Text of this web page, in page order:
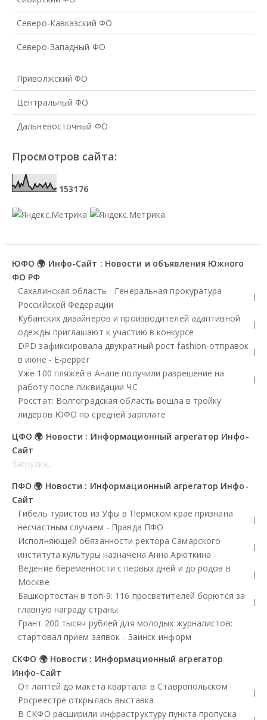
Северо-Кавказский ФО
Северо-Западный ФО
Приволжский ФО
Центральный ФО
Дальневосточный ФО
Просмотров сайта:
1531 76
ЮФО 🌍 Инфо-Сайт : Новости и объявления Южного
ФО РФ
Сахалинская область - Генеральная прокуратура
Российской Федерации
Кубанских дизайнеров и производителей адаптивной
одежды приглашают к участию в конкурсе
DPD зафиксировала двукратный рост fashion-отправок
в июне - E-pepper
Уже 100 пляжей в Анапе получили разрешение на
работу после ликвидации ЧС
Росстат: Волгоградская область вошла в тройку
лидеров ЮФО по средней зарплате
ЦФО 🌍 Новости : Информационный агрегатор Инфо-
Сайт
Загрузка...
ПФО 🌍 Новости : Информационный агрегатор Инфо-
Сайт
Гибель туристов из Уфы в Пермском крае признана
несчастным случаем - Правда ПФО
Исполняющей обязанности ректора Самарского
института культуры назначена Анна Арюткина
Ведение беременности с первых дней и до родов в
Москве
Башкортостан в топ-9: 116 просветителей борются за
главную награду страны
Грант 200 тысяч рублей для молодых журналистов:
стартовал прием заявок - Заинск-информ
СКФО 🌍 Новости : Информационный агрегатор
Инфо-Сайт
От лаптей до макета квартала: в Ставропольском
Росреестре открылась выставка
В СКФО расширили инфраструктуру пункта пропуска